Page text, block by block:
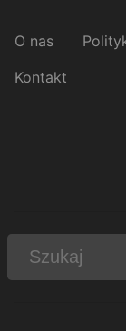
O nas
Kontakt